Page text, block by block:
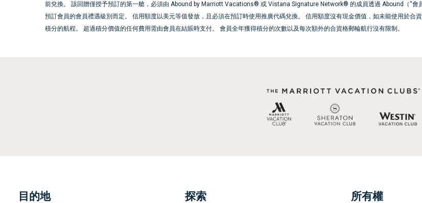
前兌換。 該回贈僅授予預訂的第一艙，必須由 Abound by Marriott Vacations® 或 Vistana Signature Network® 的成員透過 Abound（“會
預訂會員的會員禮遇級別而定。 信用額度以美元等值發放，且必須在預訂時使用推廣代碼兌換。 信用額度沒有現金價值，如未能使用於
積分的航程。 超過積分價值的任何費用需由會員在結賬時支付。 會員全年獲得積分的次數以及每次額外的合資格郵輪航行沒有限制。
目的地 探索 所有權